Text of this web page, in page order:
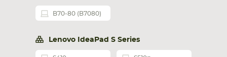
B70-80 (B7080)
Lenovo IdeaPad S Series